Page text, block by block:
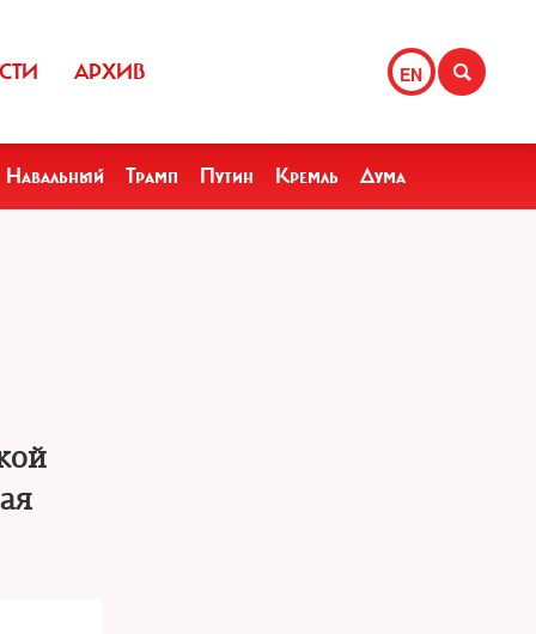
EN
АРХИВ
Навальный Трамп Путин Кремль Дума